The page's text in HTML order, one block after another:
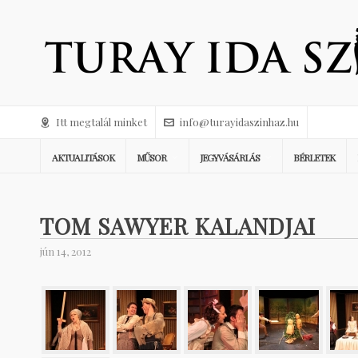
Itt megtalál minket info@turayidaszinhaz.hu
AKTUALITÁSOK MŰSOR JEGYVÁSÁRLÁS BÉRLETEK
TOM SAWYER KALANDJAI
jún 14, 2012